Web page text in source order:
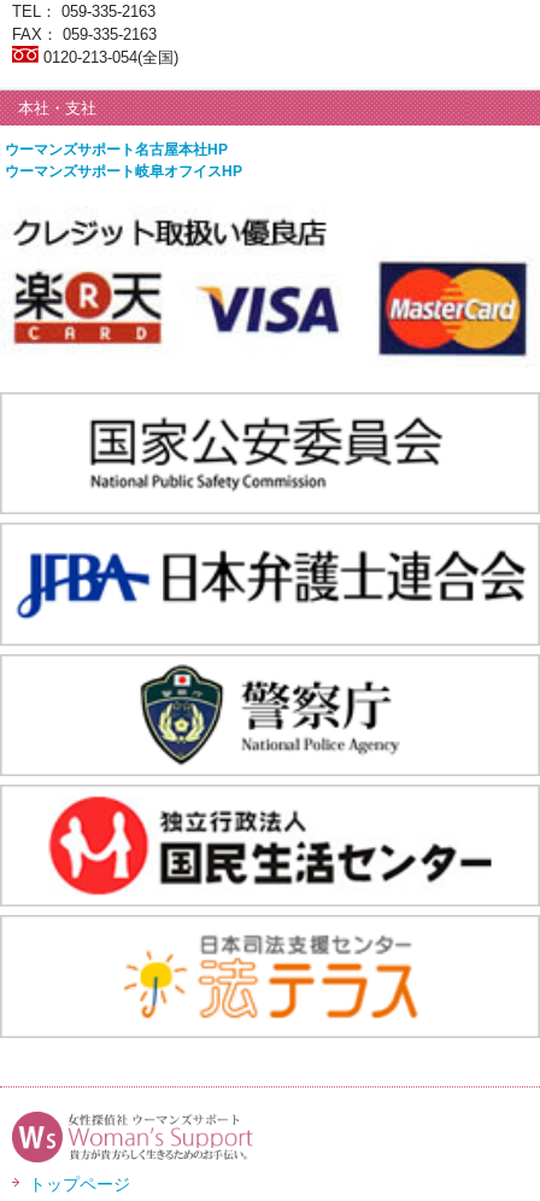
TEL： 059-335-2163
FAX： 059-335-2163
0120-213-054(全国)
本社・支社
ウーマンズサポート名古屋本社HP
ウーマンズサポート岐阜オフイスHP
トップページ